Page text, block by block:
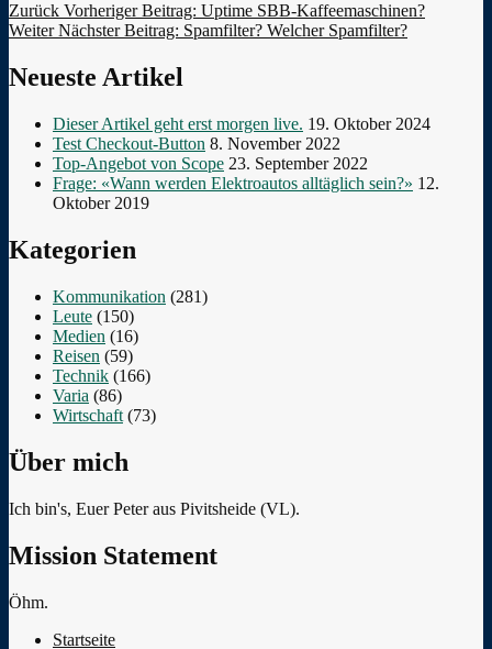
Zurück Vorheriger Beitrag: Uptime SBB-Kaffeemaschinen?
Weiter Nächster Beitrag: Spamfilter? Welcher Spamfilter?
Neueste Artikel
Dieser Artikel geht erst morgen live. 19. Oktober 2024
Test Checkout-Button 8. November 2022
Top-Angebot von Scope 23. September 2022
Frage: «Wann werden Elektroautos alltäglich sein?» 12.
Oktober 2019
Kategorien
Kommunikation (281)
Leute (150)
Medien (16)
Reisen (59)
Technik (166)
Varia (86)
Wirtschaft (73)
Über mich
Ich bin's, Euer Peter aus Pivitsheide (VL).
Mission Statement
Öhm.
Startseite